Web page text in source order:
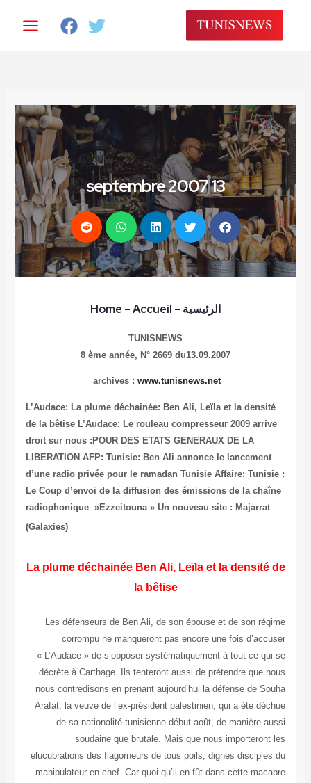
13 septembre 2007
Home – Accueil – الرئيسية
TUNISNEWS
8 ème année, N° 2669 du13.09.2007
archives :www.tunisnews.net
L’Audace: La plume déchainée: Ben Ali, Leïla et la densité
de la bêtise L’Audace: Le rouleau compresseur 2009 arrive
droit sur nous :POUR DES ETATS GENERAUX DE LA
LIBERATION AFP: Tunisie: Ben Ali annonce le lancement
d’une radio privée pour le ramadanTunisie Affaire: Tunisie :
Le Coup d’envoi de la diffusion des émissions de la chaîne
radiophonique »Ezzeitouna » Un nouveau site : Majarrat
(Galaxies)
La plume déchainée Ben Ali, Leïla et la densité de
la bêtise
Les défenseurs de Ben Ali, de son épouse et de son régime
corrompu ne manqueront pas encore une fois d’accuser
« L’Audace » de s’opposer systématiquement à tout ce qui se
décrète à Carthage. Ils tenteront aussi de prétendre que nous
nous contredisons en prenant aujourd’hui la défense de Souha
Arafat, la veuve de l’ex-président palestinien, qui a été déchue
de sa nationalité tunisienne début août, de manière aussi
soudaine que brutale. Mais que nous importeront les
élucubrations des flagorneurs de tous poils, dignes disciples du
manipulateur en chef. Car quoi qu’il en fût dans cette macabre